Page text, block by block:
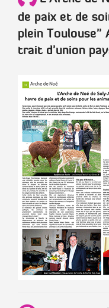
de paix et de
plein Toulouse"
trait d'union